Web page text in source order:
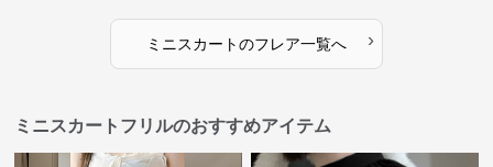
ミニスカートのフレア一覧へ ›
ミニスカートフリルのおすすめアイテム